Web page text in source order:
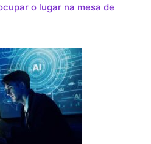
o lugar na mesa de